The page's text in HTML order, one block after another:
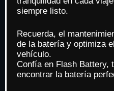
siempre listo.
Recuerda, el
de la batería y optimiza
vehículo.
Confía en Flash Battery,
encontrar la batería